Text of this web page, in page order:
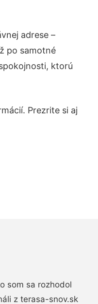
adrese –
po samotné
ktorú
Prezrite si aj
som sa rozhodol
z terasa-snov.sk